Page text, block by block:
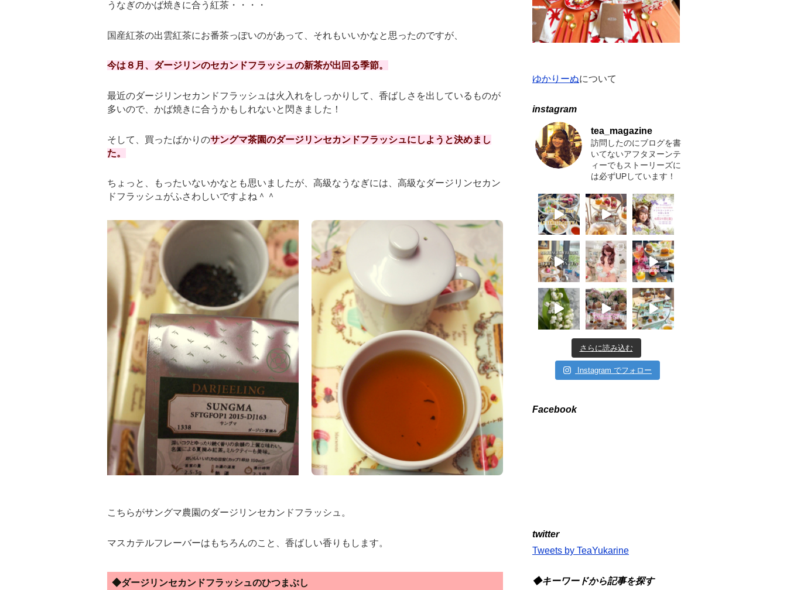
うなぎのかば焼きに合う紅茶・・・・
国産紅茶の出雲紅茶にお番茶っぽいのがあって、それもいいかなと思ったのですが、
今は８月、ダージリンのセカンドフラッシュの新茶が出回る季節。
最近のダージリンセカンドフラッシュは火入れをしっかりして、香ばしさを出しているものが
多いので、かば焼きに合うかもしれないと閃きました！
そして、買ったばかりのサングマ茶園のダージリンセカンドフラッシュにしようと決めまし
た。
ちょっと、もったいないかなとも思いましたが、高級なうなぎには、高級なダージリンセカン
ドフラッシュがふさわしいですよね＾＾
こちらがサングマ農園のダージリンセカンドフラッシュ。
マスカテルフレーバーはもちろんのこと、香ばしい香りもします。
◆ダージリンセカンドフラッシュのひつまぶし
ゆかりーぬについて
instagram
tea_magazine
訪問したのにブログを書
いてないアフタヌーンテ
ィーでもストーリーズに
は必ずUPしています！
さらに読み込む
Instagram でフォロー
Facebook
twitter
Tweets by TeaYukarine
◆キーワードから記事を探す